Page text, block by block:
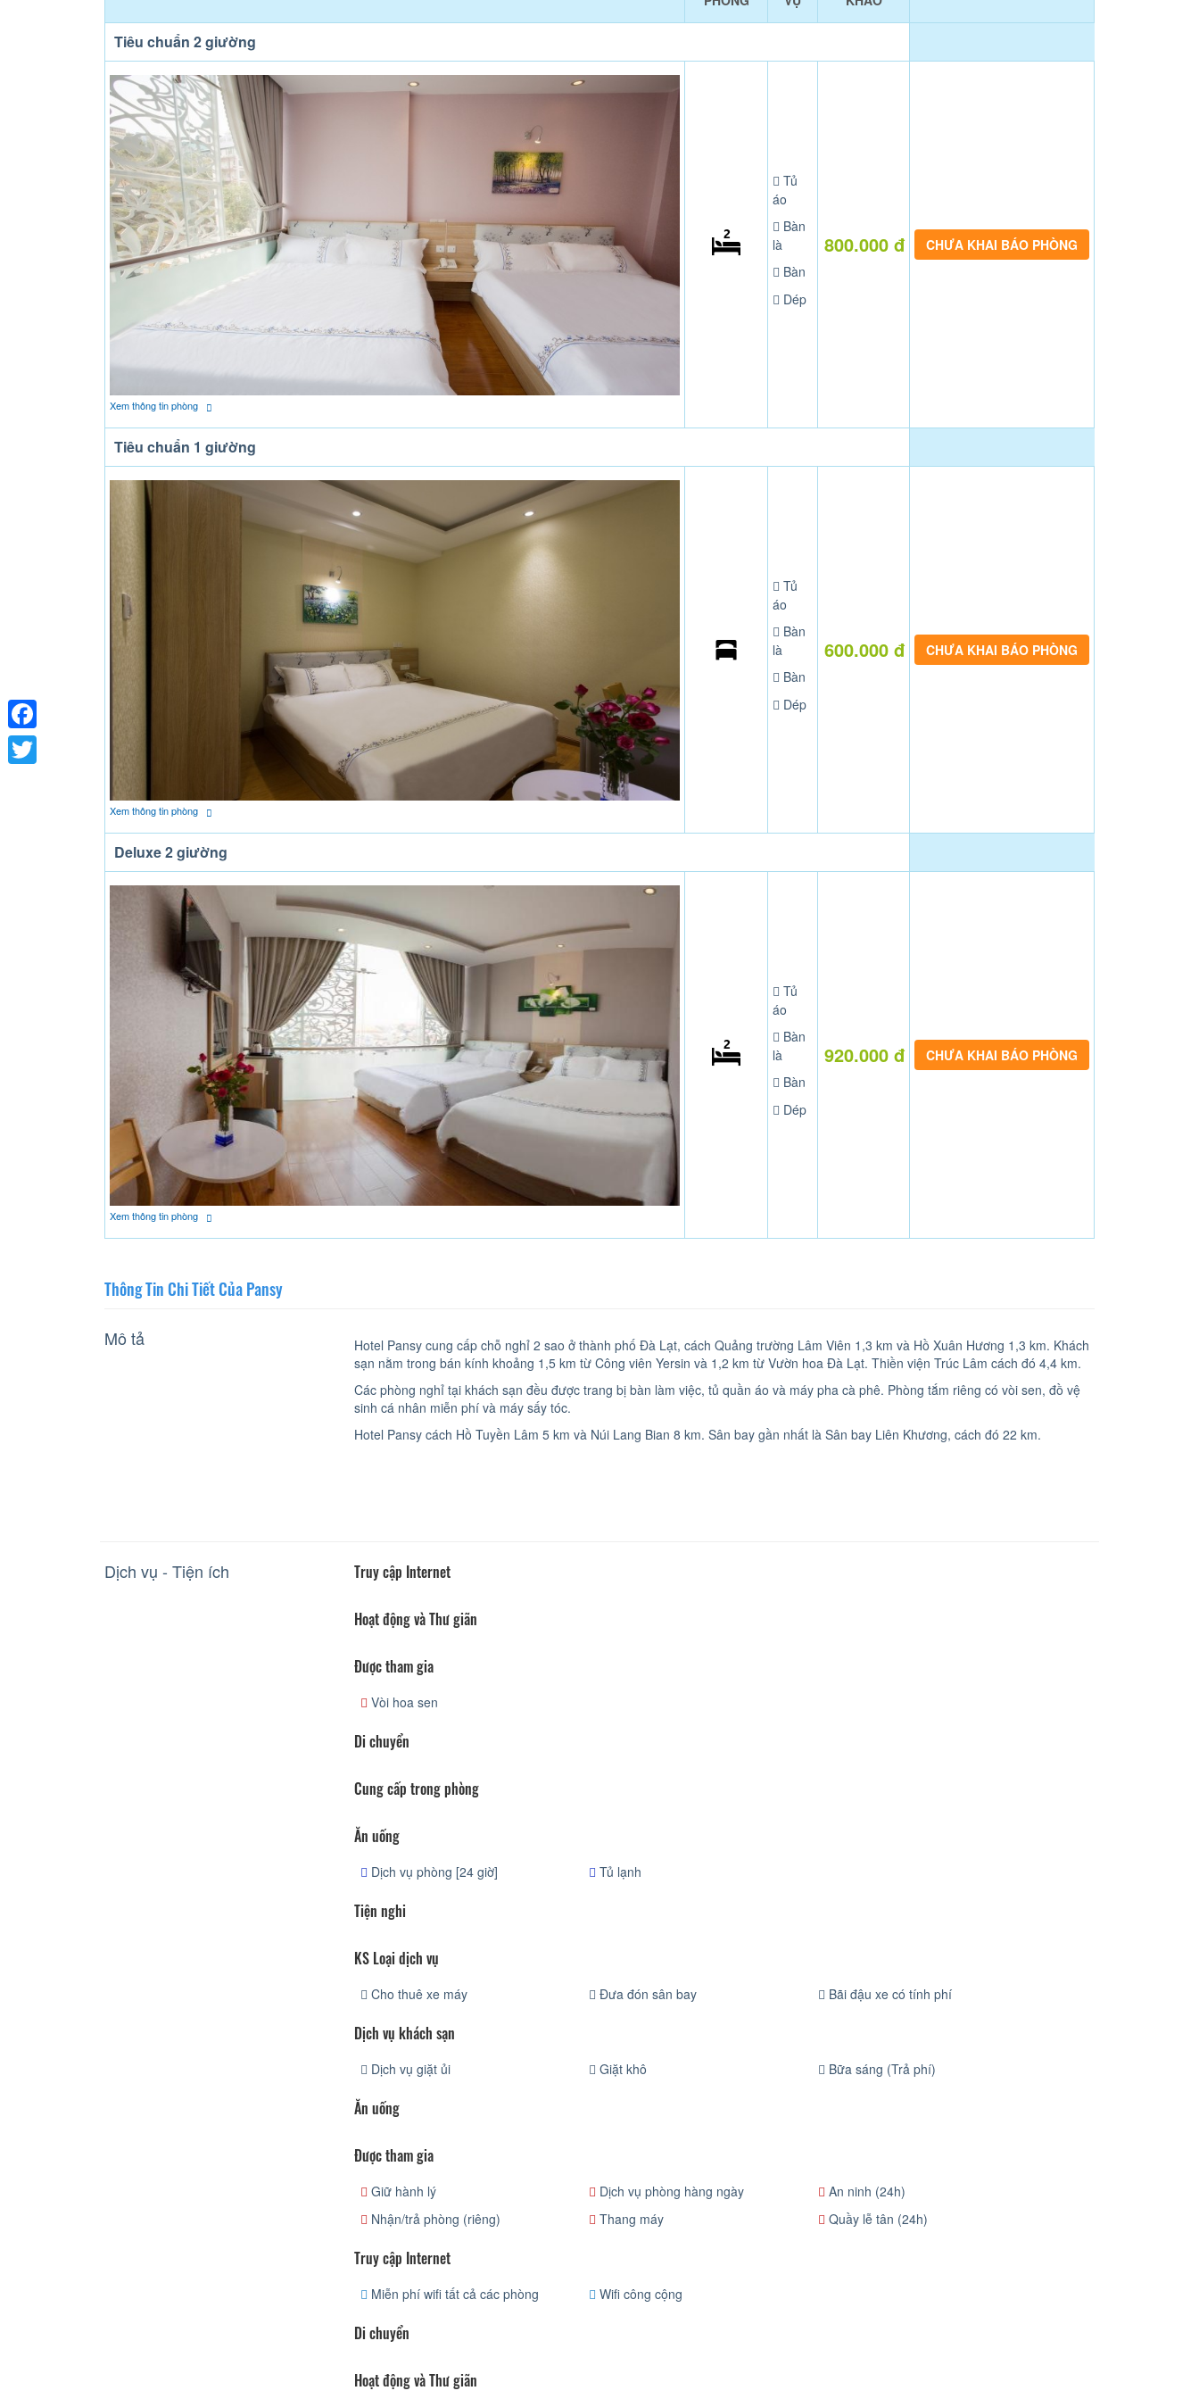
Tiêu chuẩn 2 giường
Xem thông tin phòng
Tủ
áo
Bàn
là
Bàn
Dép
800.000 đ CHƯA KHAI BÁO PHÒNG
Tiêu chuẩn 1 giường
Xem thông tin phòng
Tủ
áo
Bàn
là
Bàn
Dép
600.000 đ CHƯA KHAI BÁO PHÒNG
Deluxe 2 giường
Xem thông tin phòng
Tủ
áo
Bàn
là
Bàn
Dép
920.000 đ CHƯA KHAI BÁO PHÒNG
Thông Tin Chi Tiết Của Pansy
Mô tả
Hotel Pansy cung cấp chỗ nghỉ 2 sao ở thành phố Đà Lạt, cách Quảng trường Lâm Viên 1,3 km và Hồ Xuân Hương 1,3 km. Khách
sạn nằm trong bán kính khoảng 1,5 km từ Công viên Yersin và 1,2 km từ Vườn hoa Đà Lạt. Thiền viện Trúc Lâm cách đó 4,4 km.
Các phòng nghỉ tại khách sạn đều được trang bị bàn làm việc, tủ quần áo và máy pha cà phê. Phòng tắm riêng có vòi sen, đồ vệ
sinh cá nhân miễn phí và máy sấy tóc.
Hotel Pansy cách Hồ Tuyền Lâm 5 km và Núi Lang Bian 8 km. Sân bay gần nhất là Sân bay Liên Khương, cách đó 22 km.
Dịch vụ - Tiện ích Truy cập Internet
Hoạt động và Thư giãn
Được tham gia
Vòi hoa sen
Di chuyển
Cung cấp trong phòng
Ăn uống
Dịch vụ phòng [24 giờ] Tủ lạnh
Tiện nghi
KS Loại dịch vụ
Cho thuê xe máy Đưa đón sân bay Bãi đậu xe có tính phí
Dịch vụ khách sạn
Dịch vụ giặt ủi Giặt khô Bữa sáng (Trả phí)
Ăn uống
Được tham gia
Giữ hành lý Dịch vụ phòng hàng ngày
An ninh (24h)
Nhận/trả phòng (riêng)
Thang máy Quầy lễ tân (24h)
Truy cập Internet
Miễn phí wifi tất cả các phòng Wifi công cộng
Di chuyển
Hoạt động và Thư giãn
Facebook